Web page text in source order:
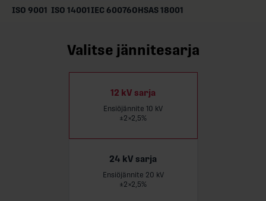
ISO 9001 ISO 14001IEC 60076OHSAS 18001
Valitse jännitesarja
12 kV sarja
Ensiöjännite 10 kV
±2×2,5%
24 kV sarja
Ensiöjännite 20 kV
±2×2,5%